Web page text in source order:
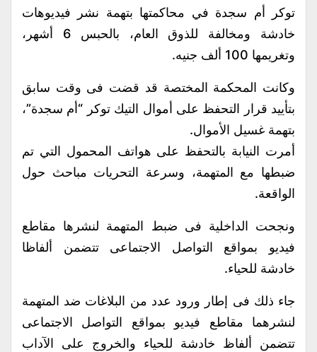
توكر أم سجدة في محاكمتها بتهمة نشر فيديوهات
خادشة ومخالفة للذوق العام، بالحبس 6 أشهر،
وتغريمها 100 ألف جنيه.
وكانت المحكمة المختصة قد قضت فى وقت سابق
بتأييد قرار التحفظ على أموال التيك توكر “أم سجدة”،
بتهمة غسيل الأموال.
أمرت النيابة بالتحفظ على هواتف المحمول التي تم
ضبطها مع المتهمة، وسرعة التحريات مباحث حول
الواقعة.
ونجحت الداخلية فى ضبط المتهمة لنشرها مقاطع
فيديو بمواقع التواصل الاجتماعى تتضمن ألفاظا
خادشة للحياء.
جاء ذلك فى إطار ورود عدد من البلاغات ضد المتهمة
لنشرهما مقاطع فيديو بمواقع التواصل الاجتماعى
تتضمن ألفاظ خادشة للحياء والخروج على الآداب